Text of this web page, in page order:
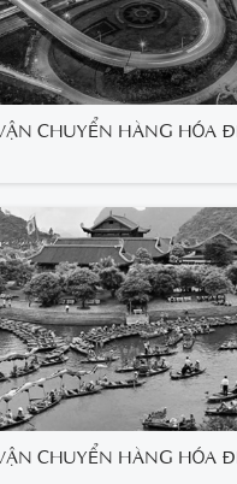
CHUYỂN HÀNG HÓA
CHUYỂN HÀNG HÓA